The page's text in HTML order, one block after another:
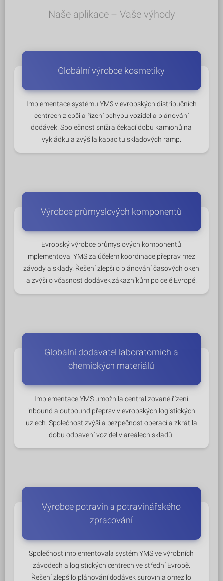
Naše aplikace – Vaše výhody
Globální výrobce kosmetiky
Implementace systému YMS v evropských distribučních
centrech zlepšila řízení pohybu vozidel a plánování
dodávek. Společnost snížila čekací dobu kamionů na
vykládku a zvýšila kapacitu skladových ramp.
Výrobce průmyslových komponentů
Evropský výrobce průmyslových komponentů
implementoval YMS za účelem koordinace přeprav mezi
závody a sklady. Řešení zlepšilo plánování časových oken
a zvýšilo včasnost dodávek zákazníkům po celé Evropě.
Globální dodavatel laboratorních a
chemických materiálů
Implementace YMS umožnila centralizované řízení
inbound a outbound přeprav v evropských logistických
uzlech. Společnost zvýšila bezpečnost operací a zkrátila
dobu odbavení vozidel v areálech skladů.
Výrobce potravin a potravinářského
zpracování
Společnost implementovala systém YMS ve výrobních
závodech a logistických centrech ve střední Evropě.
Řešení zlepšilo plánování dodávek surovin a omezilo